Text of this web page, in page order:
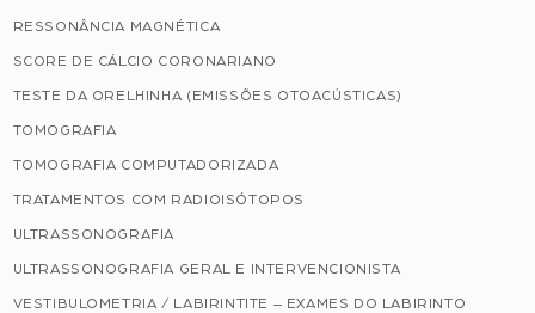
RESSONÂNCIA MAGNÉTICA
SCORE DE CÁLCIO CORONARIANO
TESTE DA ORELHINHA (EMISSÕES OTOACÚSTICAS)
TOMOGRAFIA
TOMOGRAFIA COMPUTADORIZADA
TRATAMENTOS COM RADIOISÓTOPOS
ULTRASSONOGRAFIA
ULTRASSONOGRAFIA GERAL E INTERVENCIONISTA
VESTIBULOMETRIA / LABIRINTITE – EXAMES DO LABIRINTO